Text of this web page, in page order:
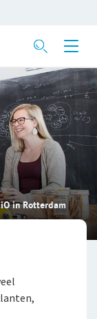
iO in Rotterdam